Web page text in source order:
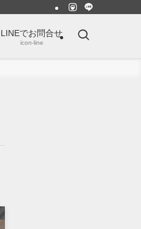
LINEでお問合せ
icon-line